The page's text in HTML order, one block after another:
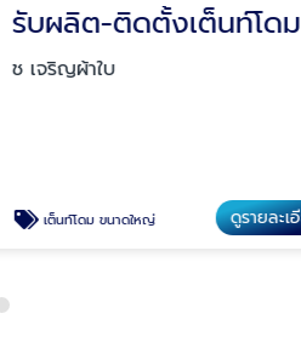
รับผลิต-ติดตั้งเต็นท์โดม ขนาดใหญ่
ช เจริญผ้าใบ
เต็นท์โดม ขนาดใหญ่ ดูรายละเอียด